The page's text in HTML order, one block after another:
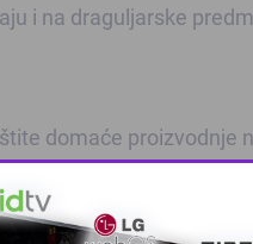
i na draguljarske
domaće proizvodnje
maline, lubenice